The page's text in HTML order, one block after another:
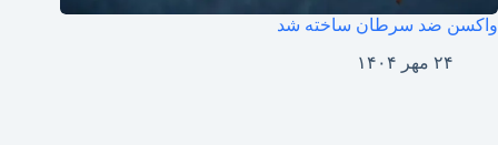
واکسن ضد سرطان ساخته شد
۲۴ مهر ۱۴۰۴